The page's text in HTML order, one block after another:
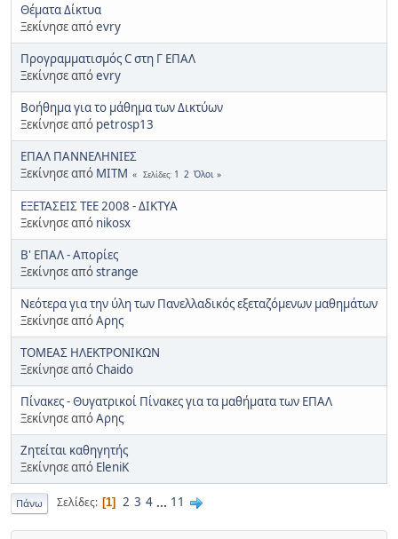
Θέματα Δίκτυα
Ξεκίνησε απόevry
Προγραμματισμός C στη Γ ΕΠΑΛ
Ξεκίνησε απόevry
Βοήθημα για το μάθημα των Δικτύων
Ξεκίνησε από petrosp13
ΕΠΑΛ ΠΑΝΝΕΛΗΝΙΕΣ
Ξεκίνησε από ΜΙΤΜ Σελίδες 1 2 Όλοι
ΕΞΕΤΑΣΕΙΣ ΤΕΕ 2008 - ΔΙΚΤΥΑ
Ξεκίνησε από nikosx
Β' ΕΠΑΛ - Απορίες
Ξεκίνησε απόstrange
Νεότερα για την ύλη των Πανελλαδικός εξεταζόμενων μαθημάτων
Ξεκίνησε απόΑρης
ΤΟΜΕΑΣ ΗΛΕΚΤΡΟΝΙΚΩΝ
Ξεκίνησε απόChaido
Πίνακες - Θυγατρικοί Πίνακες για τα μαθήματα των ΕΠΑΛ
Ξεκίνησε απόΑρης
Ζητείται καθηγητής
Ξεκίνησε από EleniK
Πάνω Σελίδες 1 2 3 4 ... 11